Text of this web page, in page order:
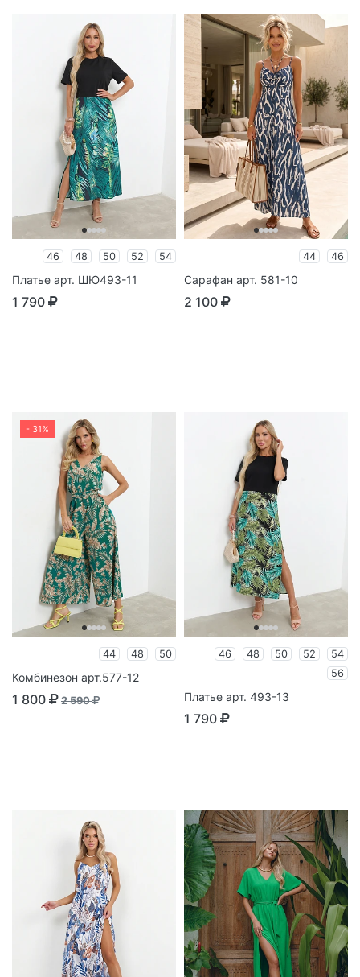
46 48 50 52 54
Платье арт. ШЮ493-11
1 790
44 46
Сарафан арт. 581-10
2 100
- 31%
44 48 50
Комбинезон арт.577-12
1 800 2 590
46 48 50 52
54
56
Платье арт. 493-13
1 790